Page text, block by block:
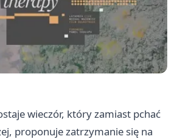
wieczór, który zamiast pchać
proponuje zatrzymanie się na